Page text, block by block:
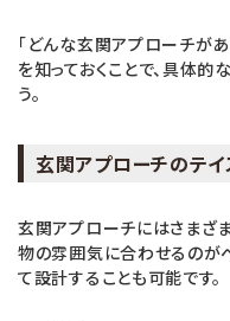
「どんな玄関アプローチが
を知っておくことで、具体的
う。
玄関アプローチのテイ
玄関アプローチにはさまざ
物の雰囲気に合わせるのが
て設計することも可能です。